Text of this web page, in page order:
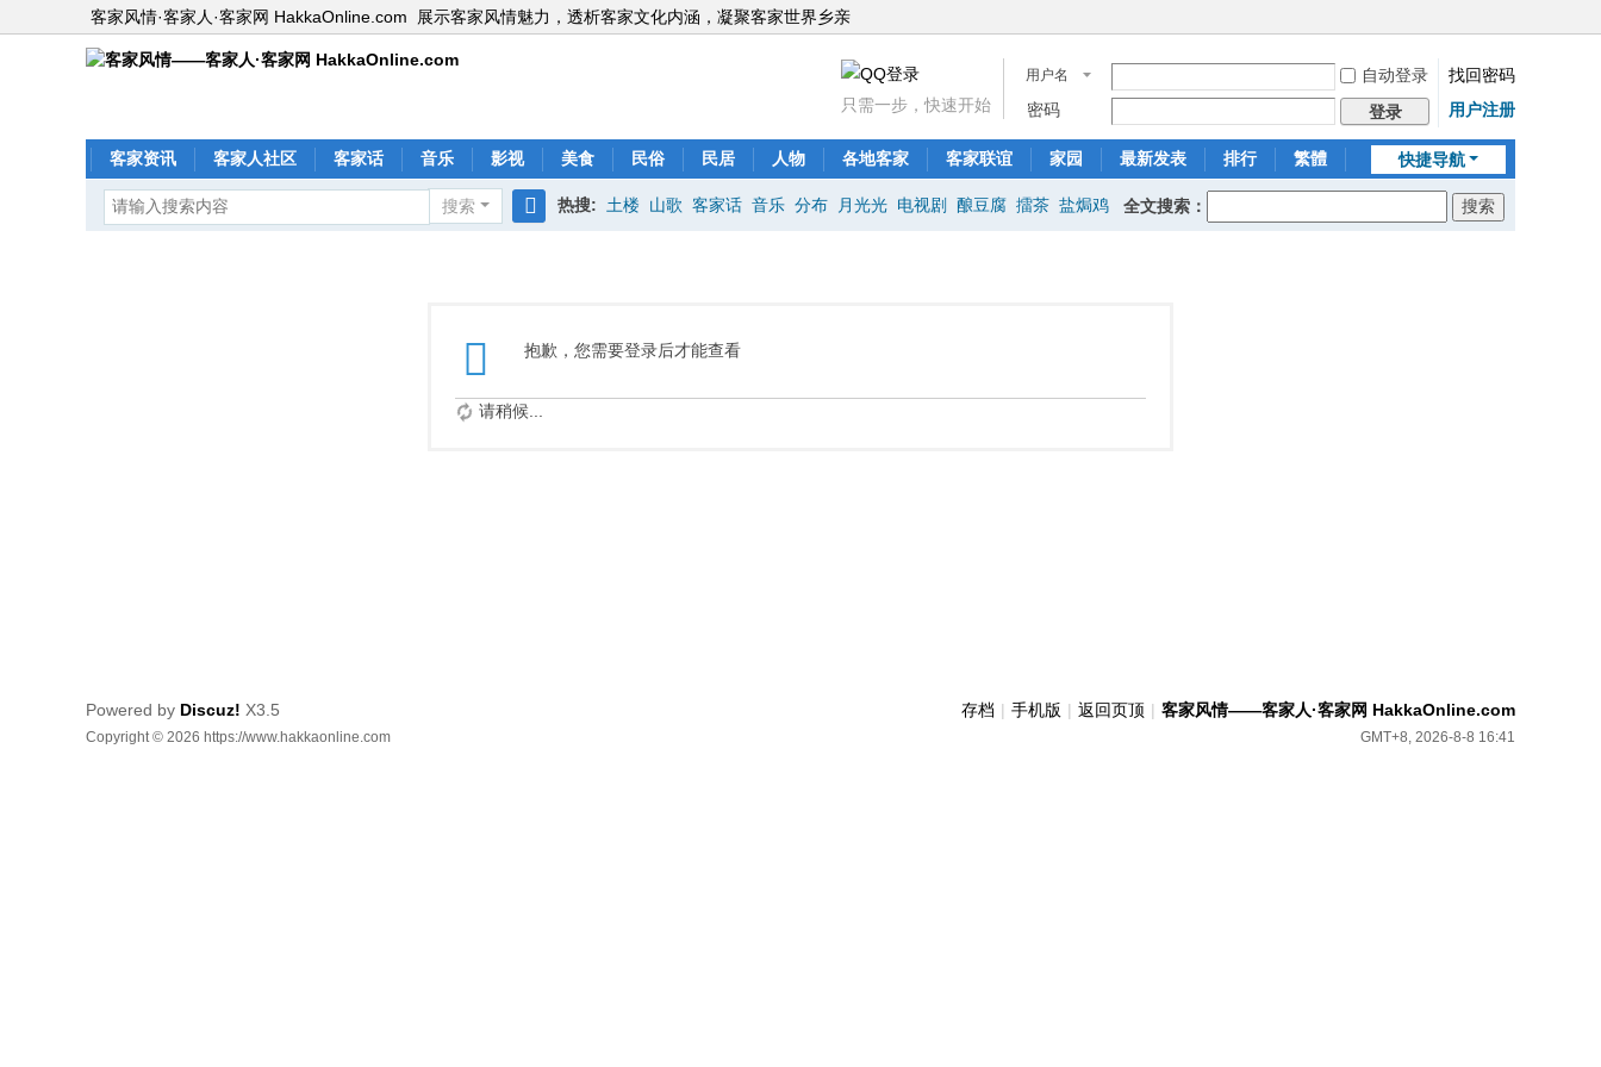
客家风情·客家人·客家网 HakkaOnline.com 展示客家风情魅力，透析客家文化内涵，凝聚客家世界乡亲
用户名 自动登录
找回密码
密码
登录 用户注册
只需一步，快速开始
快捷导航
客家资讯 客家人社区 客家话 音乐 影视 美食 民俗 民居 人物 各地客家 客家联谊 家园 最新发表 排行 繁體
搜索 热搜: 土楼 山歌 客家话 音乐 分布 月光光 电视剧 酿豆腐 擂茶 盐焗鸡 全文搜索：
抱歉，您需要登录后才能查看
请稍候...
存档 | 手机版 | 返回页顶 | 客家风情——客家人·客家网 HakkaOnline.com
GMT+8, 2026-8-8 16:41
Powered by Discuz! X3.5
Copyright © 2026 https://www.hakkaonline.com